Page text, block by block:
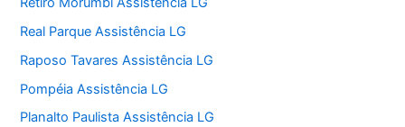
Real Parque Assistência LG
Raposo Tavares Assistência LG
Pompéia Assistência LG
Planalto Paulista Assistência LG